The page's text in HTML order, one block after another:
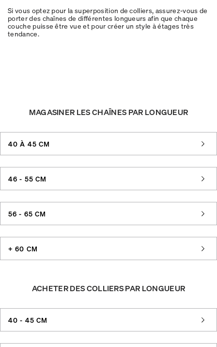
Si vous optez pour la superposition de colliers, assurez-vous de
porter des chaînes de différentes longueurs afin que chaque
couche puisse être vue et pour créer un style à étages très
tendance.
MAGASINER LES CHAÎNES PAR LONGUEUR
40 À 45 CM
46 - 55 CM
56 - 65 CM
+ 60 CM
ACHETER DES COLLIERS PAR LONGUEUR
40 - 45 CM